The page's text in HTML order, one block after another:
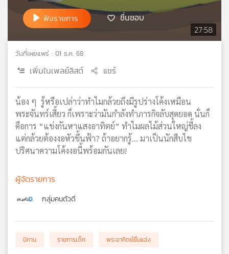
ข่าย
วิทยุ
ไทย
เอส
แผนที่
วิทยุ
27:58
ฟังรายการ ชื่นชอบ
วันที่เผยแพร่ : 01 ธ.ค. 68
เพิ่มในเพลย์ลิสต์ แชร์
น้อง ๆ รู้หรือเปล่าว่าทำไมกล้วยถึงมีรูปร่างโค้งเหมือน
พระจันทร์เสี้ยว ก็เพราะว่ามันกำลังทำภารกิจลับสุดยอด นั่นก็
คือการ “แข่งกันหาแสงอาทิตย์” ทำไมผลไม้ส่วนใหญ่ชี้ลง
แต่กล้วยต้องงอหัวขึ้นฟ้า? ถ้าอยากรู้... มาเป็นนักสืบไข
ปริศนาความโค้งงอนี้พร้อมกันเลย!
ผู้จัดรายการ
กลุ่มคนตัวดี
นิทาน รายการเด็ก พระอาทิตย์ยิ้มแฉ่ง